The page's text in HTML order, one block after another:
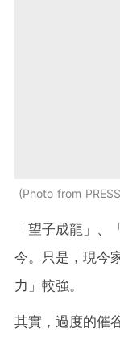
Photo from
「望子成龍」
今。只是，現今
力」較強。
其實，過度的催